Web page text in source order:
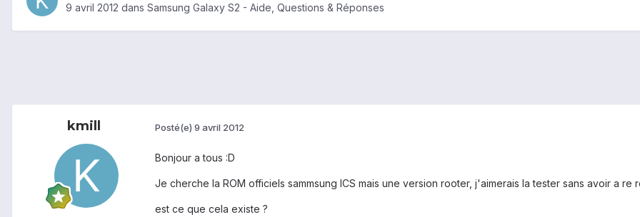
9 avril 2012 dans Samsung Galaxy S2 - Aide, Questions & Réponses
kmill Posté(e) 9 avril 2012
Bonjour a tous :D
Je cherche la ROM officiels sammsung ICS mais une version rooter, j'aimerais la tester sans avoir a re
est ce que cela existe ?